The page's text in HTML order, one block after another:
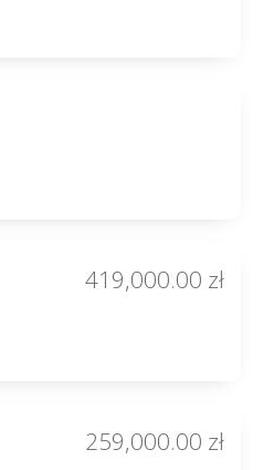
419,000.00 zł
259,000.00 zł